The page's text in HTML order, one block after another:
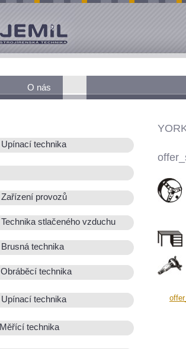
O nás
Upínací technika
Zařízení provozů
Technika stlačeného vzduchu
Brusná technika
Obráběcí technika
Upínací technika
Měřící technika